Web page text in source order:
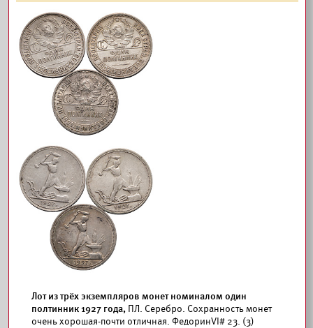
Лот из трёх экземпляров монет номиналом один
полтинник 1927 года, ПЛ. Серебро. Сохранность монет
очень хорошая-почти отличная. ФедоринVI# 23. (3)